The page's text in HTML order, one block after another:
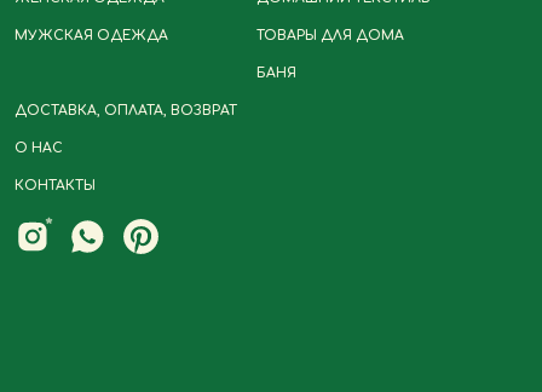
МУЖСКАЯ ОДЕЖДА ТОВАРЫ ДЛЯ ДОМА
БАНЯ
ДОСТАВКА, ОПЛАТА, ВОЗВРАТ
О НАС
КОНТАКТЫ
конфиденциальности
Договор-оферта
*Instagram принадлежит компании
запрещена в РФ